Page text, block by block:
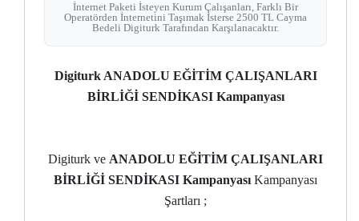
İnternet Paketi İsteyen Kurum Çalışanları, Farklı Bir
Operatörden İnternetini Taşımak İsterse 2500 TL Cayma
Bedeli Digiturk Tarafından Karşılanacaktır.
Digiturk ANADOLU EĞİTİM ÇALIŞANLARI
BİRLİĞİ SENDİKASI Kampanyası
Digiturk ve ANADOLU EĞİTİM ÇALIŞANLARI
BİRLİĞİ SENDİKASI Kampanyası Kampanyası
Şartları ;